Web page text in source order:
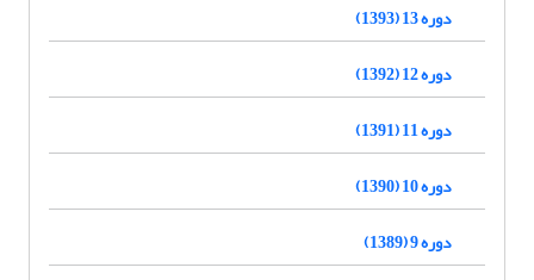
دوره 13 (1393)
دوره 12 (1392)
دوره 11 (1391)
دوره 10 (1390)
دوره 9 (1389)